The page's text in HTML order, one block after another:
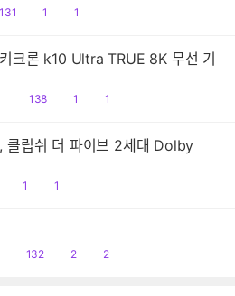
읽
131
공1
댓1
크론 k10 Ultra TRUE 8K 무선 기
읽
138
공1
댓1
클립쉬 더 파이브 2세대 Dolby
공1
댓1
읽
132
공
2
댓
2